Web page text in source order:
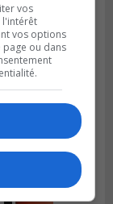
vos
l'intérêt
vos options
page ou dans